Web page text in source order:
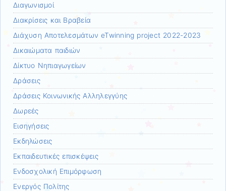
Διαγωνισμοί
Διακρίσεις και Βραβεία
Διάχυση Αποτελεσμάτων eTwinning project 2022-2023
Δικαιώματα παιδιών
Δίκτυο Νηπιαγωγείων
Δράσεις
Δράσεις Κοινωνικής Αλληλεγγύης
Δωρεές
Εισηγήσεις
Εκδηλώσεις
Εκπαιδευτικές επισκέψεις
Ενδοσχολική Επιμόρφωση
Ενεργός Πολίτης